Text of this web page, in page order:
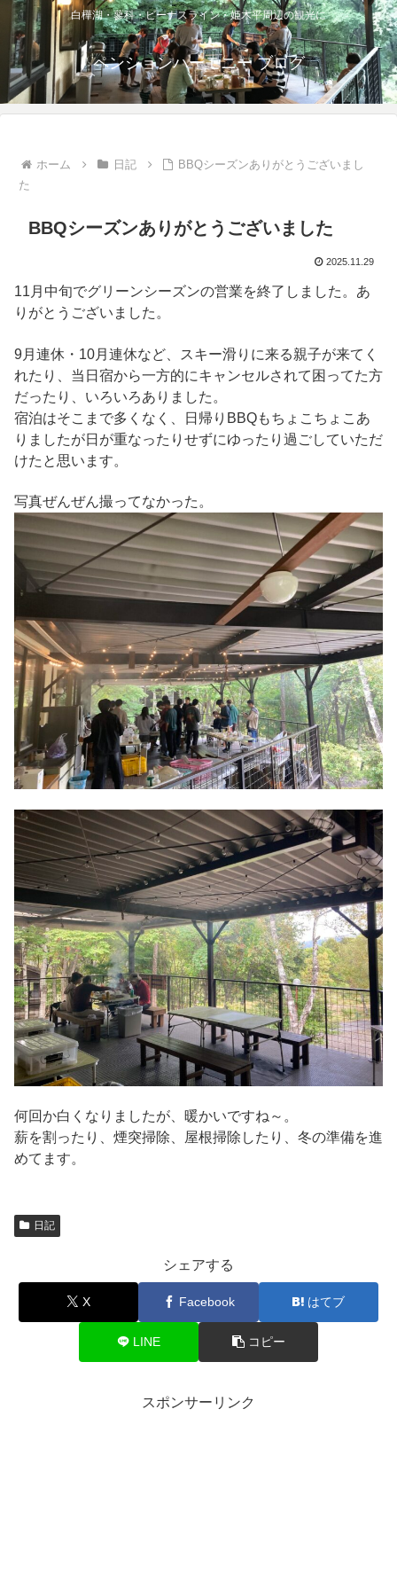
白樺湖・蓼科・ビーナスライン・姫木平周辺の観光に
ペンションハーモニー ブログ
ホーム 日記
BBQシーズンありがとうございまし
た
BBQシーズンありがとうございました
2025.11.29
11月中旬でグリーンシーズンの営業を終了しました。あ
りがとうございました。
9月連休・10月連休など、スキー滑りに来る親子が来てく
れたり、当日宿から一方的にキャンセルされて困ってた方
だったり、いろいろありました。
宿泊はそこまで多くなく、日帰りBBQもちょこちょこあ
りましたが日が重なったりせずにゆったり過ごしていただ
けたと思います。
写真ぜんぜん撮ってなかった。
何回か白くなりましたが、暖かいですね～。
薪を割ったり、煙突掃除、屋根掃除したり、冬の準備を進
めてます。
日記
シェアする
X Facebook はてブ
LINE コピー
スポンサーリンク